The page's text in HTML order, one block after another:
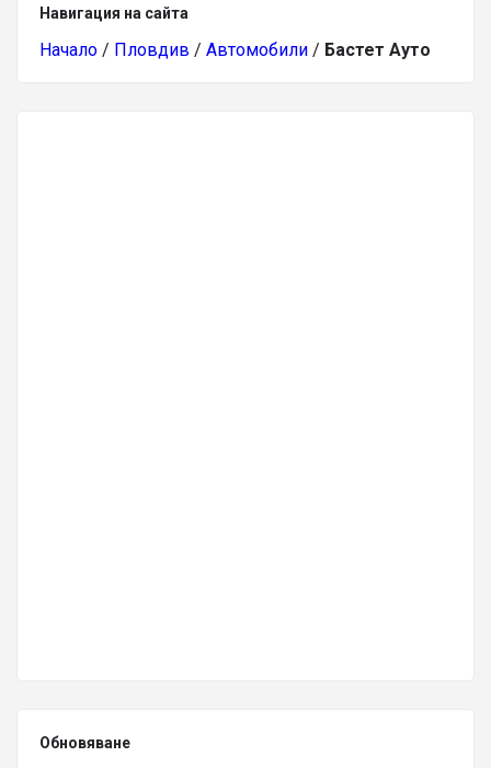
Навигация на сайта
Начало / Пловдив / Автомобили / Бастет Ауто
Обновяване